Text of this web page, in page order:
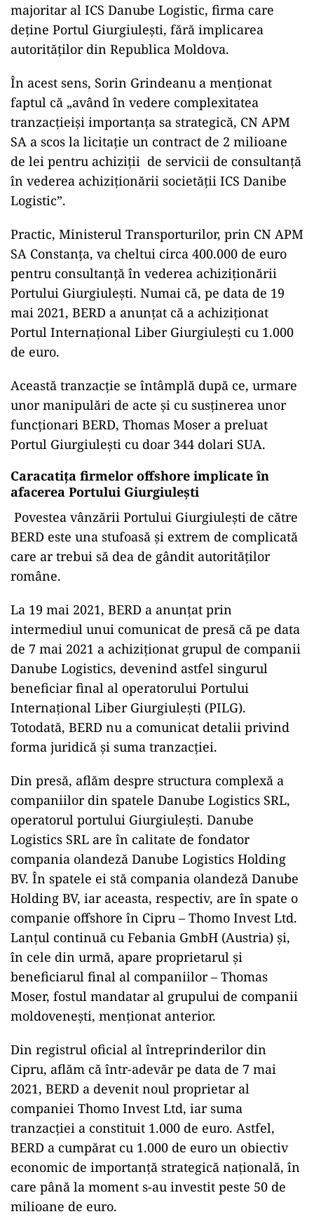
majoritar al ICS Danube Logistic, firma care
deține Portul Giurgiulești, fără implicarea
autorităților din Republica Moldova.
În acest sens, Sorin Grindeanu a menționat
faptul că „având în vedere complexitatea
tranzacțieiși importanța sa strategică, CN APM
SA a scos la licitație un contract de 2 milioane
de lei pentru achiziții de servicii de consultanță
în vederea achiziționării societății ICS Danibe
Logistic”.
Practic, Ministerul Transporturilor, prin CN APM
SA Constanța, va cheltui circa 400.000 de euro
pentru consultanță în vederea achiziționării
Portului Giurgiulești. Numai că, pe data de 19
mai 2021, BERD a anunțat că a achiziționat
Portul Internațional Liber Giurgiulești cu 1.000
de euro.
Această tranzacție se întâmplă după ce, urmare
unor manipulări de acte și cu susținerea unor
funcționari BERD, Thomas Moser a preluat
Portul Giurgiulești cu doar 344 dolari SUA.
Caracatița firmelor offshore implicate în
afacerea Portului Giurgiulești
Povestea vânzării Portului Giurgiulești de către
BERD este una stufoasă și extrem de complicată
care ar trebui să dea de gândit autorităților
române.
La 19 mai 2021, BERD a anunțat prin
intermediul unui comunicat de presă că pe data
de 7 mai 2021 a achiziționat grupul de companii
Danube Logistics, devenind astfel singurul
beneficiar final al operatorului Portului
Internațional Liber Giurgiulești (PILG).
Totodată, BERD nu a comunicat detalii privind
forma juridică și suma tranzacției.
Din presă, aflăm despre structura complexă a
companiilor din spatele Danube Logistics SRL,
operatorul portului Giurgiulești. Danube
Logistics SRL are în calitate de fondator
compania olandeză Danube Logistics Holding
BV. În spatele ei stă compania olandeză Danube
Holding BV, iar aceasta, respectiv, are în spate o
companie offshore în Cipru – Thomo Invest Ltd.
Lanțul continuă cu Febania GmbH (Austria) și,
în cele din urmă, apare proprietarul și
beneficiarul final al companiilor – Thomas
Moser, fostul mandatar al grupului de companii
moldovenești, menționat anterior.
Din registrul oficial al întreprinderilor din
Cipru, aflăm că într-adevăr pe data de 7 mai
2021, BERD a devenit noul proprietar al
companiei Thomo Invest Ltd, iar suma
tranzacției a constituit 1.000 de euro. Astfel,
BERD a cumpărat cu 1.000 de euro un obiectiv
economic de importanță strategică națională, în
care până la moment s-au investit peste 50 de
milioane de euro.